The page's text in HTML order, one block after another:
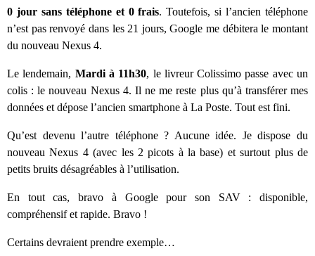
0 jour sans téléphone et 0 frais. Toutefois, si l’ancien téléphone
n’est pas renvoyé dans les 21 jours, Google me débitera le montant
du nouveau Nexus 4.
Le lendemain, Mardi à 11h30, le livreur Colissimo passe avec un
colis : le nouveau Nexus 4. Il ne me reste plus qu’à transférer mes
données et dépose l’ancien smartphone à La Poste. Tout est fini.
Qu’est devenu l’autre téléphone ? Aucune idée. Je dispose du
nouveau Nexus 4 (avec les 2 picots à la base) et surtout plus de
petits bruits désagréables à l’utilisation.
En tout cas, bravo à Google pour son SAV : disponible,
compréhensif et rapide. Bravo !
Certains devraient prendre exemple…